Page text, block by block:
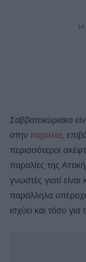
Σαββατοκύριακο
στην παραλία,
περισσότεροι
παραλίες της
γνωστές γιατί
παράλληλα
ισχύει και τόσο